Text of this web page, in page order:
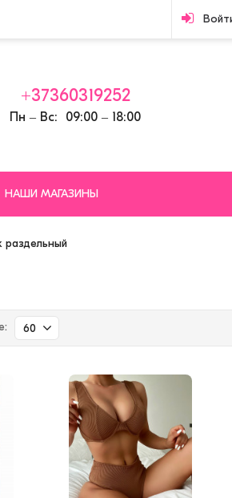
+37360319252
Пн ‒ Вс: 09:00 ‒ 18:00
НАШИ МАГАЗИНЫ
раздельный
60